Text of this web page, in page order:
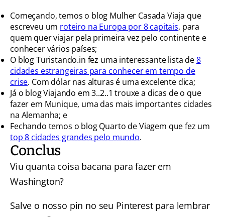
Começando, temos o blog Mulher Casada Viaja que
escreveu um roteiro na Europa por 8 capitais, para
quem quer viajar pela primeira vez pelo continente e
conhecer vários países;
O blogTuristando.in fez uma interessante lista de8
cidades estrangeiras para conhecer em tempo de
crise. Com dólar nas alturas é uma excelente dica;
Já o blogViajando em 3..2..1 trouxe a dicas de o que
fazer em Munique, uma das mais importantes cidades
na Alemanha; e
Fechando temos o blog Quarto de Viagem que fez um
top 8 cidades grandes pelo mundo.
Conclus
Viu quanta coisa bacana para fazer em
Washington?
Salve o nosso pin no seu Pinterest para lembrar